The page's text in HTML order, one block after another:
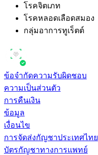
โรคจิตเภท
โรคหลอดเลือดสมอง
กลุ่มอาการทูเร็ตต์
ข้อจำกัดความรับผิดชอบ
ความเป็นส่วนตัว
การคืนเงิน
ข้อมูล
เงื่อนไข
การจัดส่งกัญชาประเทศไทย
บัตรกัญชาทางการแพทย์